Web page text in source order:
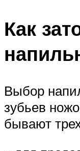
Как
Выбор
зубьев
бывают